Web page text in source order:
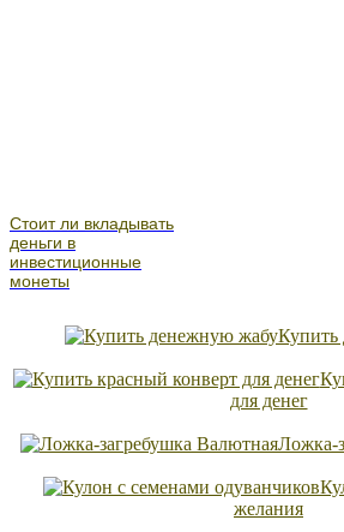
Стоит ли вкладывать
деньги в
инвестиционные
монеты
Купить
для денег
Ложка-
желания